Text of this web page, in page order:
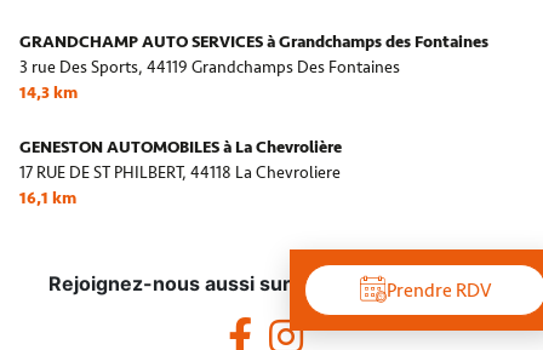
GRANDCHAMP AUTO SERVICES à Grandchamps des Fontaines
3 rue Des Sports, 44119 Grandchamps Des Fontaines
14,3 km
GENESTON AUTOMOBILES à La Chevrolière
17 RUE DE ST PHILBERT, 44118 La Chevroliere
16,1 km
Prendre RDV
Rejoignez-nous aussi sur les réseaux sociaux !